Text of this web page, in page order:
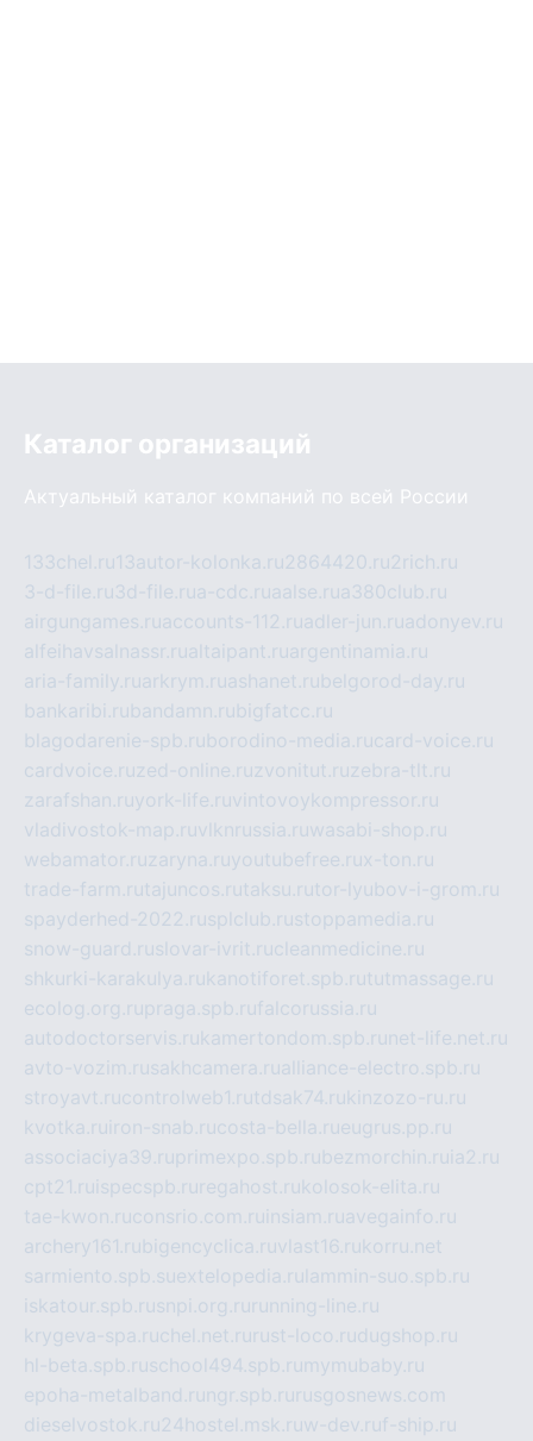
Каталог организаций
Актуальный каталог компаний по всей России
133chel.ru13autor-kolonka.ru2864420.ru2rich.ru
3-d-file.ru3d-file.rua-cdc.ruaalse.rua380club.ru
airgungames.ruaccounts-112.ruadler-jun.ruadonyev.ru
alfeihavsalnassr.rualtaipant.ruargentinamia.ru
aria-family.ruarkrym.ruashanet.rubelgorod-day.ru
bankaribi.rubandamn.rubigfatcc.ru
blagodarenie-spb.ruborodino-media.rucard-voice.ru
cardvoice.ruzed-online.ruzvonitut.ruzebra-tlt.ru
zarafshan.ruyork-life.ruvintovoykompressor.ru
vladivostok-map.ruvlknrussia.ruwasabi-shop.ru
webamator.ruzaryna.ruyoutubefree.rux-ton.ru
trade-farm.rutajuncos.rutaksu.rutor-lyubov-i-grom.ru
spayderhed-2022.rusplclub.rustoppamedia.ru
snow-guard.ruslovar-ivrit.rucleanmedicine.ru
shkurki-karakulya.rukanotiforet.spb.rututmassage.ru
ecolog.org.rupraga.spb.rufalcorussia.ru
autodoctorservis.rukamertondom.spb.ru net-life.net.ru
avto-vozim.rusakhcamera.rualliance-electro.spb.ru
stroyavt.rucontrolweb1.rutdsak74.rukinzozo-ru.ru
kvotka.ru iron-snab.rucosta-bella.rueugrus.pp.ru
associaciya39.ruprimexpo.spb.rubezmorchin.ru ia2.ru
cpt21.ru ispecspb.ru regahost.rukolosok-elita.ru
tae-kwon.ruconsrio.com.ru insiam.ruavegainfo.ru
archery161.rubigencyclica.ruvlast16.rukorru.net
sarmiento.spb.suextelopedia.ru lammin-suo.spb.ru
iskatour.spb.rusnpi.org.ru running-line.ru
krygeva-spa.ruchel.net.ru rust-loco.rudugshop.ru
hl-beta.spb.ruschool494.spb.ru mymubaby.ru
epoha-metalband.ru ngr.spb.ru rusgosnews.com
dieselvostok.ru24hostel.msk.ruw-dev.ruf-ship.ru